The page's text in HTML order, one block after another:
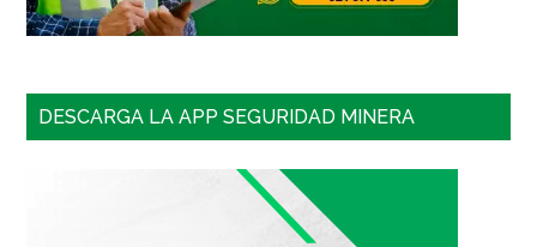
DESCARGA LA APP SEGURIDAD MINERA